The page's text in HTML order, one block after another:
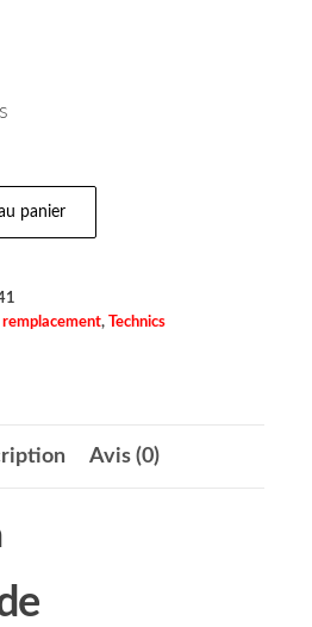
panier
remplacement, Technics
Avis (0)